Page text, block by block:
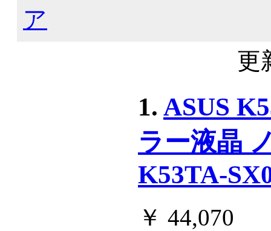
ア
更
1. ASUS
ラー液晶
K53TA-
￥ 44,070